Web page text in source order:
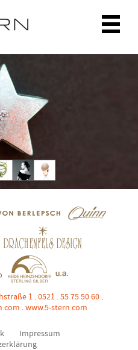
1.0521 . 55 75 50 60.
.www.5-stern.com
Impressum